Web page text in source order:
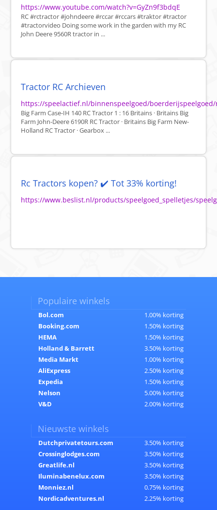
https://www.youtube.com/watch?v=GyZn9f3bdqE
RC #rctractor #johndeere #rccar #rccars #traktor #tractor
#tractorvideo Doing some work in the garden with my RC
John Deere 9560R tractor in ...
Tractor RC Archieven
https://speelactief.nl/binnenspeelgoed/
Big Farm Case-IH 140 RC Tractor 1 : 16 Britains · Britains Big
Farm John-Deere 6190R RC Tractor · Britains Big Farm New-
Holland RC Tractor · Gearbox ...
Rc Tractors kopen? ✔️ Tot 33% korting!
https://www.beslist.nl/products/speelgoed_spelletjes/
Populaire winkels
Bol.com
1.00% korting
Booking.com
1.50% korting
HEMA
1.50% korting
Holland & Barrett
3.50% korting
Media Markt
1.00% korting
AliExpress
2.50% korting
Expedia
1.50% korting
Nelson
5.00% korting
V&D
2.00% korting
Nieuwste winkels
Dutchprivatetours.com
3.50% korting
Crossinglodges.com
3.50% korting
Greatlife.nl
3.50% korting
Iluminabenelux.com
3.50% korting
Monniez.nl
0.75% korting
Nordicadventures.nl
2.25% korting